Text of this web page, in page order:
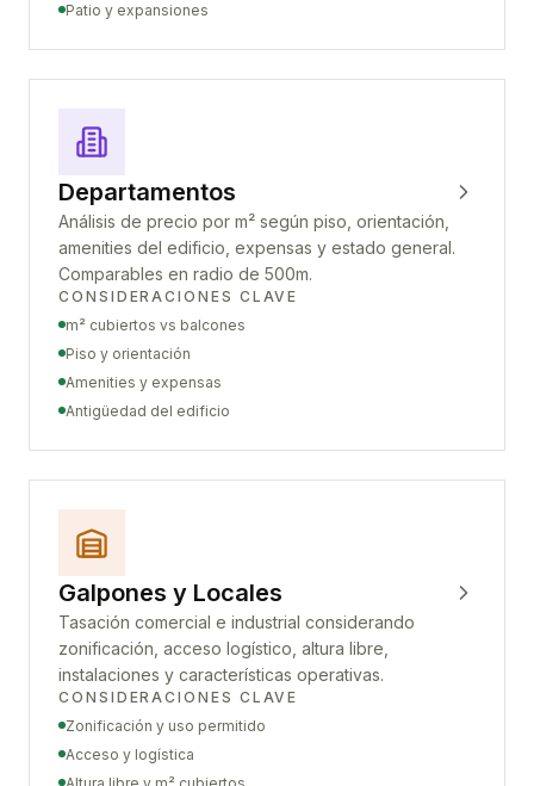
Patio y expansiones
Departamentos
Análisis de precio por m² según piso, orientación,
amenities del edificio, expensas y estado general.
Comparables en radio de 500m.
CONSIDERACIONES CLAVE
m² cubiertos vs balcones
Piso y orientación
Amenities y expensas
Antigüedad del edificio
Galpones y Locales
Tasación comercial e industrial considerando
zonificación, acceso logístico, altura libre,
instalaciones y características operativas.
CONSIDERACIONES CLAVE
Zonificación y uso permitido
Acceso y logística